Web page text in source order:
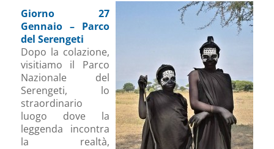
Giorno 27
Gennaio – Parco
del Serengeti
Dopo la colazione,
visitiamo il Parco
Nazionale del
Serengeti, lo
straordinario
luogo dove la
leggenda incontra
la realtà,